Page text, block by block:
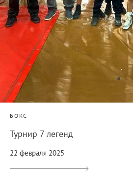
БОКС
Турнир 7 легенд
22 февраля 2025